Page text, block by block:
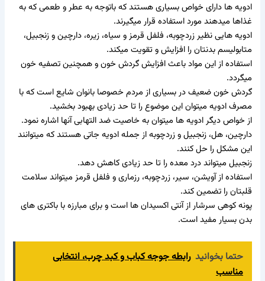
ادویه ها دارای خواص بسیاری هستند که باتوجه به عطر و طعمی که به
غذاها میدهند مورد استفاده قرار میگیرند.
ادویه هایی نظیر زردچوبه، فلفل قرمز و سیاه، زیره، دارچین و زنجبیل،
متابولیسم بدنتان را افزایش و تقویت میکند.
استفاده از این مواد باعث افزایش گردش خون و همچنین تصفیه خون
میگردد.
گردش خون ضعیف در بسیاری از مردم خصوصا بانوان شایع است که با
مصرف ادویه میتوان این موضوع را تا حد زیادی بهبود بخشید.
از خواص دیگر ادویه ها میتوان به خاصیت ضد التهابی آنها اشاره نمود.
دارچین، هل، زنجبیل و زردچوبه از جمله ادویه جاتی هستند که میتوانند
این مشکل را حل کنند.
زنجبیل میتواند درد معده را تا حد زیادی کاهش دهد.
استفاده از آویشن، سیر، زردچوبه، رزماری و فلفل قرمز میتواند سلامت
قلبتان را تضمین کند.
پونه کوهی سرشار از آنتی اکسیدان ها است و برای مبارزه با باکتری های
بدن بسیار مفید است.
حتما بخوانید رابطه جوجه کباب و کبد چرب، انتخابی
مناسب